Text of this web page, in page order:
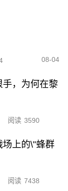
08-04
手，为何在黎
阅读 3590
场上的\"蜂群
阅读 7438